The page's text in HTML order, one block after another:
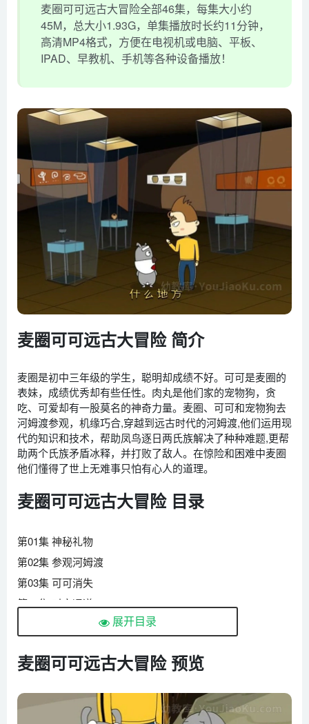
麦圈可可远古大冒险全部46集，每集大小约
45M，总大小1.93G，单集播放时长约11分钟，
高清MP4格式，方便在电视机或电脑、平板、
IPAD、早教机、手机等各种设备播放！
麦圈可可远古大冒险 简介
麦圈是初中三年级的学生，聪明却成绩不好。可可是麦圈的
表妹，成绩优秀却有些任性。肉丸是他们家的宠物狗，贪
吃、可爱却有一股莫名的神奇力量。麦圈、可可和宠物狗去
河姆渡参观，机缘巧合,穿越到远古时代的河姆渡,他们运用现
代的知识和技术，帮助凤鸟逐日两氏族解决了种种难题,更帮
助两个氏族矛盾冰释，并打败了敌人。在惊险和困难中麦圈
他们懂得了世上无难事只怕有心人的道理。
麦圈可可远古大冒险 目录
第01集 神秘礼物
第02集 参观河姆渡
第03集 可可消失
第04集 时空通道
第05集 来到河姆渡
第07集 倒霉的可可
第09集 不明的灾祸
展开目录
麦圈可可远古大冒险 预览